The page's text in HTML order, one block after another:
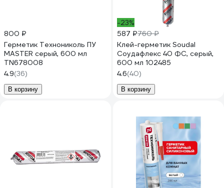
800 ₽
Герметик Технониколь ПУ
MASTER серый, 600 мл
TN678008
4.9(36)
В корзину
-23%
587 ₽760 ₽
Клей-герметик Soudal
Соудафлекс 40 ФС, серый,
600 мл 102485
4.6(40)
В корзину